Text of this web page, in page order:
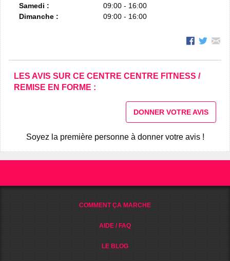
Samedi :
09:00 - 16:00
Dimanche :
09:00 - 16:00
LES AVIS SUR CE CENTRE CENTRE FITNESS /
REMISE EN FORME :
DONNER VOTRE AVIS
Soyez la première personne à donner votre avis !
COMMENT ÇA MARCHE
AIDE / FAQ
LE BLOG